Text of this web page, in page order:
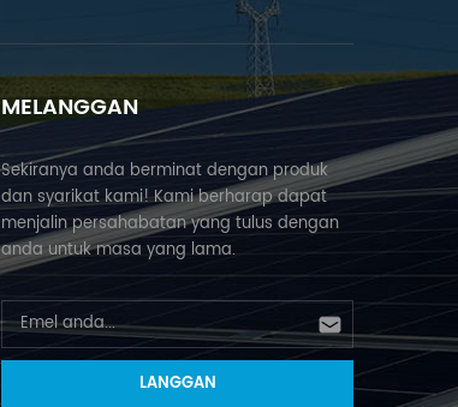
MELANGGAN
Sekiranya anda berminat dengan produk
dan syarikat kami! Kami berharap dapat
menjalin persahabatan yang tulus dengan
anda untuk masa yang lama.